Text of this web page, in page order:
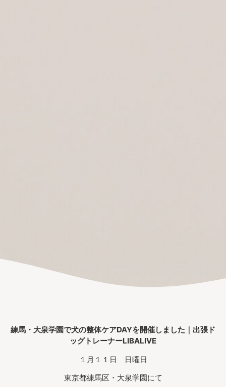
練馬・大泉学園で犬の整体ケアDAYを開催しました｜出張ド
ッグトレーナーLIBALIVE
１月１１日 日曜日
東京都練馬区・大泉学園にて